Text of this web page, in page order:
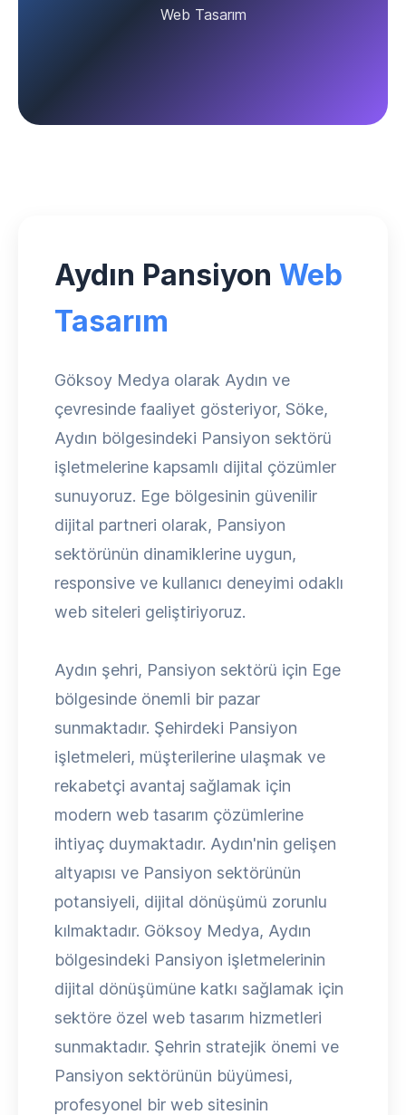
Web Tasarım
Aydın Pansiyon Web
Tasarım
Göksoy Medya olarak Aydın ve
çevresinde faaliyet gösteriyor, Söke,
Aydın bölgesindeki Pansiyon sektörü
işletmelerine kapsamlı dijital çözümler
sunuyoruz. Ege bölgesinin güvenilir
dijital partneri olarak, Pansiyon
sektörünün dinamiklerine uygun,
responsive ve kullanıcı deneyimi odaklı
web siteleri geliştiriyoruz.
Aydın şehri, Pansiyon sektörü için Ege
bölgesinde önemli bir pazar
sunmaktadır. Şehirdeki Pansiyon
işletmeleri, müşterilerine ulaşmak ve
rekabetçi avantaj sağlamak için
modern web tasarım çözümlerine
ihtiyaç duymaktadır. Aydın'nin gelişen
altyapısı ve Pansiyon sektörünün
potansiyeli, dijital dönüşümü zorunlu
kılmaktadır. Göksoy Medya, Aydın
bölgesindeki Pansiyon işletmelerinin
dijital dönüşümüne katkı sağlamak için
sektöre özel web tasarım hizmetleri
sunmaktadır. Şehrin stratejik önemi ve
Pansiyon sektörünün büyümesi,
profesyonel bir web sitesinin